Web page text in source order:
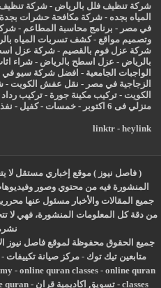
شركة تنظيف فلل بالرياض -شركة
المياه بجده -شركة مكافحة حشرات بجدة
في مصر - برنامج محاسبة المطاعم -
وتصميم مواقع -كشف تسربات المياه
شركة عزل فوم بالقصيم -شركة عزل
بالرياض - عزل اسطح بالرياض -شراء
الواجبات الجامعية - افضل شركة سيو في
الزجاجية في مصر - نقل عفش الكويت -
الكويت -تركيب مكينة جورة -تركيب
منزلي فى 6 اكتوبر
-خمسات -كفيل -
linktr- heylink
( فاصل نيوز ) موقع إخباري مستقل لا
المنشورة فيه من محتوي وصور
جميع المقالات والأخبار مسئول عنها
من دقة كل المعلومات المنشورة، فهي لا
جميع الحقوق محفوظة لموقع فاصل نيوز
متابعين تيك توك - مركز صيانة تكييفات -
- online quran classes- online quran
classes
- تسويق اكاديمية قران -
quran